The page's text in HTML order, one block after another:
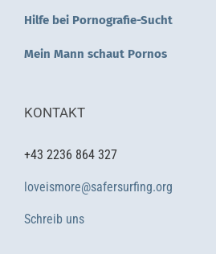
Hilfe bei Pornografie-Sucht
Mein Mann schaut Pornos
KONTAKT
+43 2236 864 327
loveismore@safersurfing.org
Schreib uns